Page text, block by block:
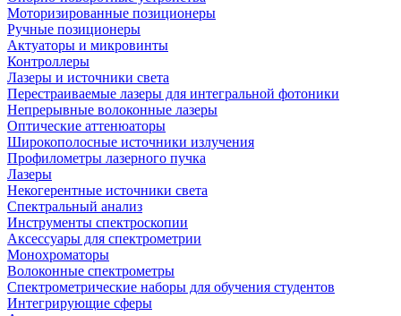
Моторизированные позиционеры
Ручные позиционеры
Актуаторы и микровинты
Контроллеры
Лазеры и источники света
Перестраиваемые лазеры для интегральной фотоники
Непрерывные волоконные лазеры
Оптические аттенюаторы
Широкополосные источники излучения
Профилометры лазерного пучка
Лазеры
Некогерентные источники света
Спектральный анализ
Инструменты спектроскопии
Аксессуары для спектрометрии
Монохроматоры
Волоконные спектрометры
Спектрометрические наборы для обучения студентов
Интегрирующие сферы